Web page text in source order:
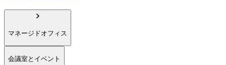
マネージドオフィス
会議室とイベント